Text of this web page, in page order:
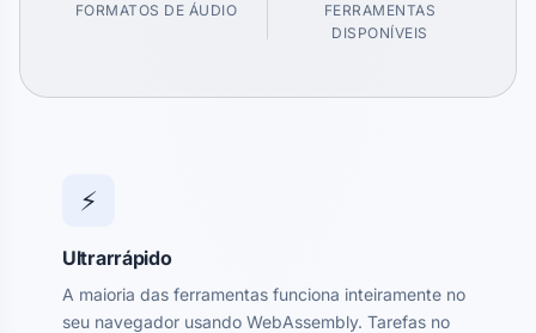
FORMATOS DE ÁUDIO
FERRAMENTAS
DISPONÍVEIS
⚡
Ultrarrápido
A maioria das ferramentas funciona inteiramente no
seu navegador usando WebAssembly. Tarefas no